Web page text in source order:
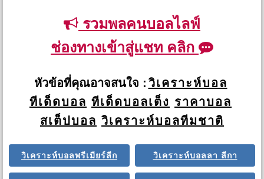
รวมพลคนบอลไลฟ์
ช่องทางเข้าสู่แชท คลิก
หัวข้อที่คุณอาจสนใจ : วิเคราะห์บอล
ทีเด็ดบอล ทีเด็ดบอลเต็ง ราคาบอล
สเต็ปบอล วิเคราะห์บอลทีมชาติ
วิเคราะห์บอลพรีเมียร์ลีก วิเคราะห์บอลลา ลีกา